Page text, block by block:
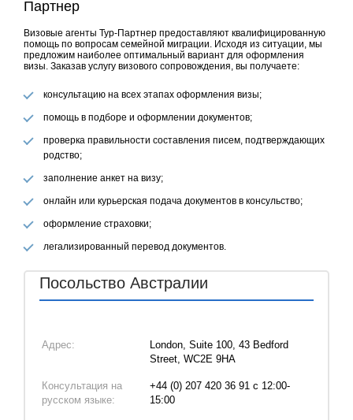
Партнер
Визовые агенты Тур-Партнер предоставляют квалифицированную
помощь по вопросам семейной миграции. Исходя из ситуации, мы
предложим наиболее оптимальный вариант для оформления
визы. Заказав услугу визового сопровождения, вы получаете:
консультацию на всех этапах оформления визы;
помощь в подборе и оформлении документов;
проверка правильности составления писем, подтверждающих
родство;
заполнение анкет на визу;
онлайн или курьерская подача документов в консульство;
оформление страховки;
легализированный перевод документов.
Посольство Австралии
Адрес:
London, Suite 100, 43 Bedford
Street, WC2E 9HA
Консультация на
русском языке:
+44 (0) 207 420 36 91 с 12:00-
15:00